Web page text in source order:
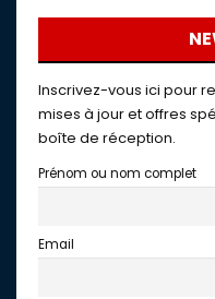
Inscrivez-vous ici pour
mises à jour et offres
boîte de réception.
Prénom ou nom complet
Email